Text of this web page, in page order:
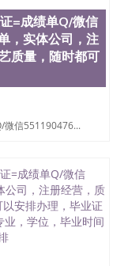
Jose State
San Jose
证书（San
学历证书
未毕业找人做
中央昆士兰大
硕士做文凭/购
澳洲读书未毕
假文凭学历办
业证、成绩
可视频看样本
证成绩单，学
=成绩单Q/微信
，实体公司，注
质量，随时都可
微信551190476...